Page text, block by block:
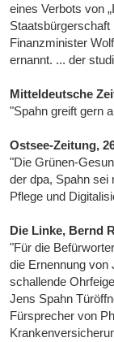
eines Verbots von
Staatsbürgerschaft
Finanzminister
ernannt. ... der
Mitteldeutsche
"Spahn greift gern
Ostsee-Zeitung,
"Die Grünen-
der dpa, Spahn sei
Pflege und
Die Linke, Bernd
"Für die
die Ernennung
schallende
Jens Spahn
Fürsprecher von